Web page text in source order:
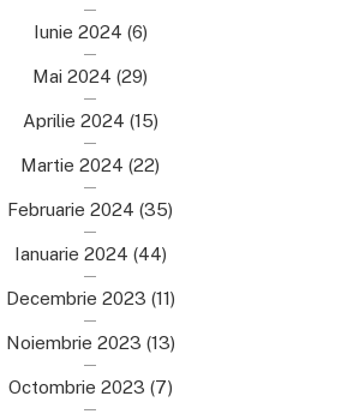
Iunie 2024 (6)
Mai 2024 (29)
Aprilie 2024 (15)
Martie 2024 (22)
Februarie 2024 (35)
Ianuarie 2024 (44)
Decembrie 2023 (11)
Noiembrie 2023 (13)
Octombrie 2023 (7)